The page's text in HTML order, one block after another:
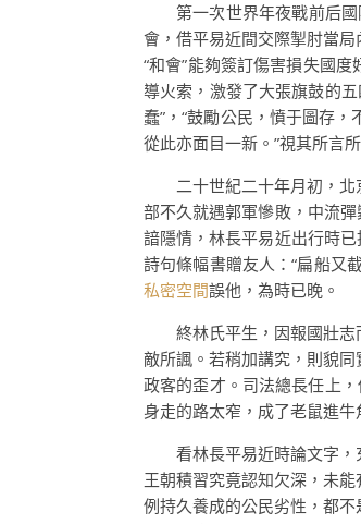
第一次世界年夜戰前后
會，借平易近間交際掣肘當
“和會”能夠簽訂傷害損失國
導火索，激發了大張旗鼓的
蠢”，“鼓勵公民，憤于圖存
從此亦面目一新。”視其所言
二十世紀二十年月初，
部不久就遇郭軍慘敗，中流
諳隱情，林長平易近出行時
詩句條幅書贈友人：“扁船又
私密空間誤他，為時已晚。
終林氏平生，因報國壯
敵所諷。若稍加講究，則貌
政客的歪才。司法總長任上
身走的路太窄，成了老鼠進牛
看林長平易近時論文字
王朝積習究竟認知欠深，未
例持久養成的公民劣性，都